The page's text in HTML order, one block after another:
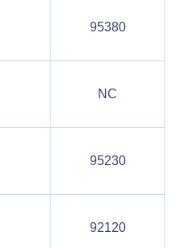
95380
NC
95230
92120